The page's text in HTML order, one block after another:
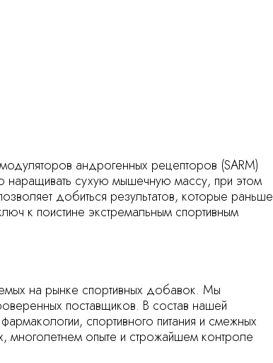
андрогенных рецепторов (SARM)
наращивать сухую мышечную массу, при этом
добиться результатов, которые раньше
к поистине экстремальным спортивным
на рынке спортивных добавок. Мы
поставщиков. В состав нашей
спортивного питания и смежных
многолетнем опыте и строжайшем контроле